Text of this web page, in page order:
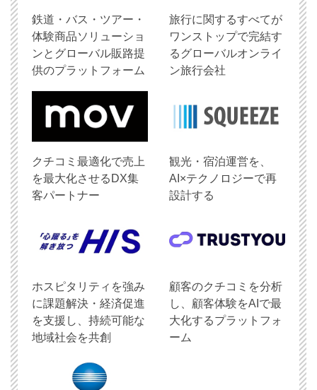
鉄道・バス・ツアー・
体験商品ソリューショ
ンとグローバル販路提
供のプラットフォーム
旅行に関するすべてが
ワンストップで完結す
るグローバルオンライ
ン旅行会社
クチコミ最適化で売上
を最大化させるDX集
客パートナー
観光・宿泊運営を、
AI×テクノロジーで再
設計する
ホスピタリティを強み
に課題解決・経済促進
を支援し、持続可能な
地域社会を共創
顧客のクチコミを分析
し、顧客体験をAIで最
大化するプラットフォ
ーム